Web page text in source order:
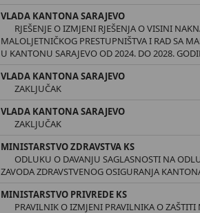
VLADA KANTONA SARAJEVO
RJEŠENJE O IZMJENI RJEŠENJA O VISINI
MALOLJETNIČKOG PRESTUPNIŠTVA I RAD SA
U KANTONU SARAJEVO OD 2024. DO 2028.
VLADA KANTONA SARAJEVO
ZAKLJUČAK
VLADA KANTONA SARAJEVO
ZAKLJUČAK
MINISTARSTVO ZDRAVSTVA KS
ODLUKU O DAVANJU SAGLASNOSTI NA
ZAVODA ZDRAVSTVENOG OSIGURANJA
MINISTARSTVO PRIVREDE KS
PRAVILNIK O IZMJENI PRAVILNIKA O